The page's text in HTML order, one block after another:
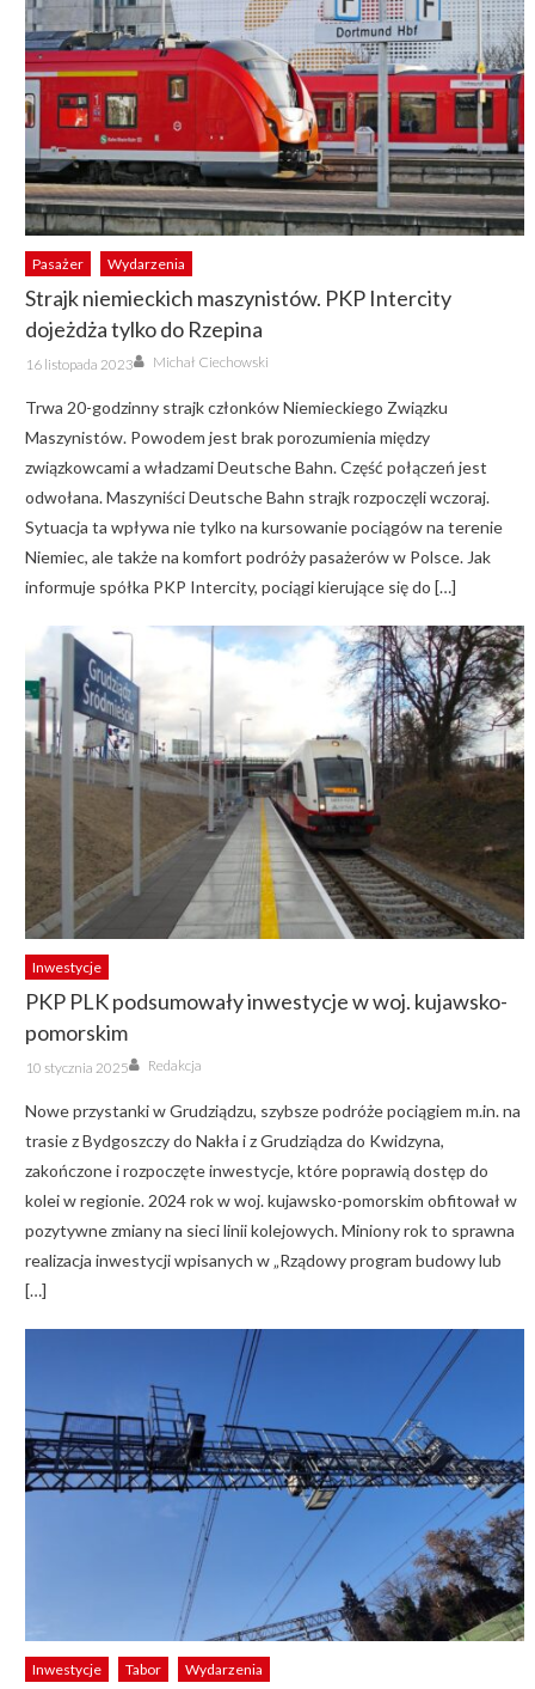
Pasażer Wydarzenia
Strajk niemieckich maszynistów. PKP Intercity
dojeżdża tylko do Rzepina
Posted
on
16 listopada 2023 Author
Michał Ciechowski
Trwa 20-godzinny strajk członków Niemieckiego Związku
Maszynistów. Powodem jest brak porozumienia między
związkowcami a władzami Deutsche Bahn. Część połączeń jest
odwołana. Maszyniści Deutsche Bahn strajk rozpoczęli wczoraj.
Sytuacja ta wpływa nie tylko na kursowanie pociągów na terenie
Niemiec, ale także na komfort podróży pasażerów w Polsce. Jak
informuje spółka PKP Intercity, pociągi kierujące się do […]
Inwestycje
PKP PLK podsumowały inwestycje w woj. kujawsko-
pomorskim
Posted
on
10 stycznia 2025 Author
Redakcja
Nowe przystanki w Grudziądzu, szybsze podróże pociągiem m.in. na
trasie z Bydgoszczy do Nakła i z Grudziądza do Kwidzyna,
zakończone i rozpoczęte inwestycje, które poprawią dostęp do
kolei w regionie. 2024 rok w woj. kujawsko-pomorskim obfitował w
pozytywne zmiany na sieci linii kolejowych. Miniony rok to sprawna
realizacja inwestycji wpisanych w „Rządowy program budowy lub
[…]
Inwestycje Tabor Wydarzenia